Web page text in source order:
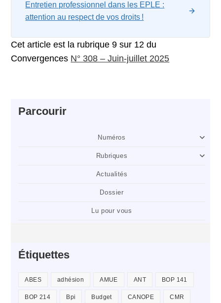
Entretien professionnel dans les EPLE :
attention au respect de vos droits !
Cet article est la rubrique 9 sur 12 du
Convergences N° 308 – Juin-juillet 2025
Parcourir
Numéros
Rubriques
Actualités
Dossier
Lu pour vous
Étiquettes
ABES adhésion AMUE ANT BOP 141
BOP 214 Bpi Budget CANOPE CMR